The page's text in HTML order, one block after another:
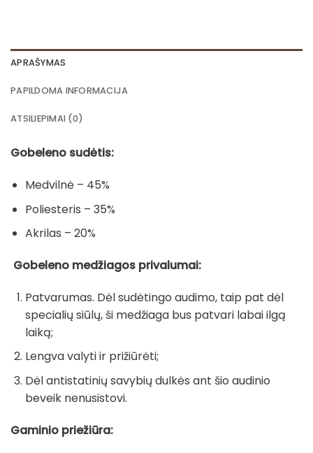
APRAŠYMAS
PAPILDOMA INFORMACIJA
ATSILIEPIMAI (0)
Gobeleno sudėtis:
Medvilnė – 45%
Poliesteris – 35%
Akrilas – 20%
Gobeleno medžiagos privalumai:
Patvarumas. Dėl sudėtingo audimo, taip pat dėl
specialių siūlų, ši medžiaga bus patvari labai ilgą
laiką;
Lengva valyti ir prižiūrėti;
Dėl antistatinių savybių dulkės ant šio audinio
beveik nenusistovi.
Gaminio priežiūra: